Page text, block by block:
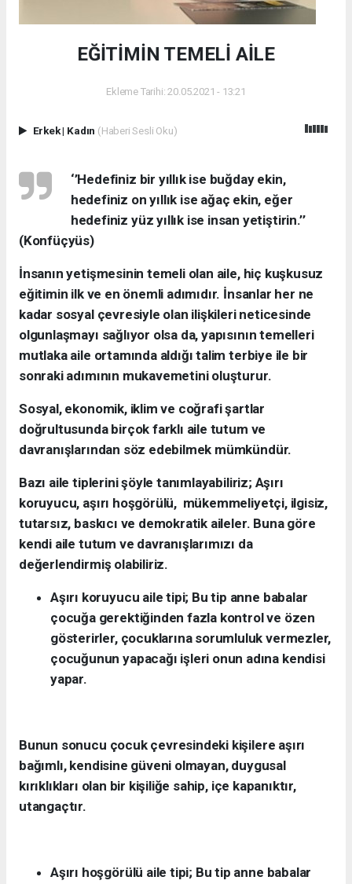
EĞİTİMİN TEMELİ AİLE
Ekleme Tarihi: 20.05.2021 - 13:21
Erkek| Kadın (Haberi Sesli Oku)
‘’Hedefiniz bir yıllık ise buğday ekin,
hedefiniz on yıllık ise ağaç ekin, eğer
hedefiniz yüz yıllık ise insan yetiştirin.’’
(Konfüçyüs)
İnsanın yetişmesinin temeli olan aile, hiç kuşkusuz
eğitimin ilk ve en önemli adımıdır. İnsanlar her ne
kadar sosyal çevresiyle olan ilişkileri neticesinde
olgunlaşmayı sağlıyor olsa da, yapısının temelleri
mutlaka aile ortamında aldığı talim terbiye ile bir
sonraki adımının mukavemetini oluşturur.
Sosyal, ekonomik, iklim ve coğrafi şartlar
doğrultusunda birçok farklı aile tutum ve
davranışlarından söz edebilmek mümkündür.
Bazı aile tiplerini şöyle tanımlayabiliriz; Aşırı
koruyucu, aşırı hoşgörülü, mükemmeliyetçi, ilgisiz,
tutarsız, baskıcı ve demokratik aileler. Buna göre
kendi aile tutum ve davranışlarımızı da
değerlendirmiş olabiliriz.
Aşırı koruyucu aile tipi; Bu tip anne babalar
çocuğa gerektiğinden fazla kontrol ve özen
gösterirler, çocuklarına sorumluluk vermezler,
çocuğunun yapacağı işleri onun adına kendisi
yapar.
Bunun sonucu çocuk çevresindeki kişilere aşırı
bağımlı, kendisine güveni olmayan, duygusal
kırıklıkları olan bir kişiliğe sahip, içe kapanıktır,
utangaçtır.
Aşırı hoşgörülü aile tipi; Bu tip anne babalar